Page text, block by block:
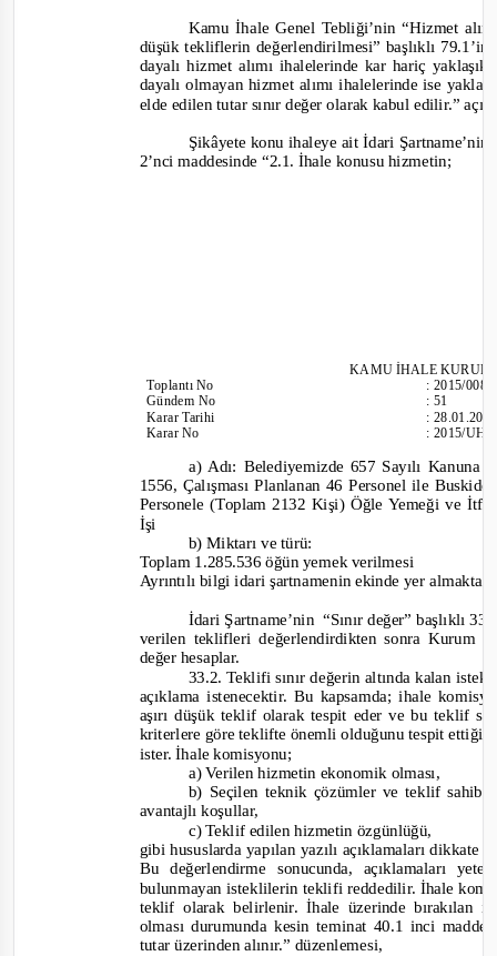
Kamu İhale Genel Tebliği’nin “Hizmet
düşük tekliflerin değerlendirilmesi” başlıklı
dayalı hizmet alımı ihalelerinde kar hariç
dayalı olmayan hizmet alımı ihalelerinde ise
elde edilen tutar sınır değer olarak kabul edilir.”
Şikâyete konu ihaleye aitİdari
2’nci maddesinde “2.1. İhale konusu hizmetin;
KAMU İHALE
ToplantıNo
Gündem No
Karar Tarihi
Karar No
:2015/008
:51
:
:2015/
a) Adı: Belediyemizde 657 Sayılı Kanuna
1556, Çalışması Planlanan 46 Personel ile
Personele (Toplam 2132 Kişi) Öğle Yemeği ve
İşi
b) Miktarı ve türü:
Toplam 1.285.536 öğün yemek verilmesi
Ayrıntılı bilgi idari şartnamenin ekinde yer
İdari Şartname’nin “Sınır değer” başlıklı
verilen teklifleri değerlendirdikten sonra Kurum
değer hesaplar.
33.2. Teklifi sınır değerin altında kalan
açıklama istenecektir. Bu kapsamda; ihale
aşırı düşük teklif olarak tespit eder ve bu teklif
kriterlere göre teklifte önemli olduğunu tespit ettiği
ister. İhale komisyonu;
a) Verilen hizmetin ekonomik olması,
b) Seçilen teknik çözümler ve teklif
avantajlı koşullar,
c) Teklif edilen hizmetin özgünlüğü,
gibi hususlarda yapılan yazılı açıklamaları
Bu değerlendirme sonucunda, açıklamaları
bulunmayan isteklilerin teklifi reddedilir. İhale
teklif olarak belirlenir. İhale üzerinde bırakılan
olması durumunda kesin teminat 40.1 inci
tutar üzerinden alınır.” düzenlemesi,